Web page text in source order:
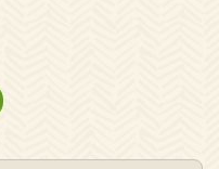
OP PINTEREST
OP YOUTUBE
OP TIKTOK